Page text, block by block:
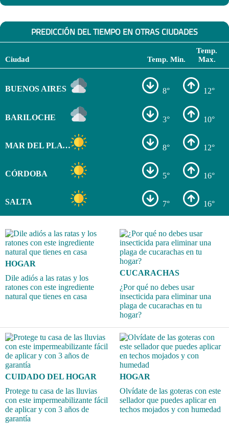
PREDICCIÓN DEL TIEMPO EN OTRAS CIUDADES
Ciudad Temp. Min.
Temp.
Max.
BUENOS AIRES 8° 12°
BARILOCHE 3° 10°
MAR DEL PLATA 8° 12°
CÓRDOBA 5° 16°
SALTA 7° 16°
HOGAR
Dile adiós a las ratas y los
ratones con este ingrediente
natural que tienes en casa
CUCARACHAS
¿Por qué no debes usar
insecticida para eliminar una
plaga de cucarachas en tu
hogar?
CUIDADO DEL HOGAR
Protege tu casa de las lluvias
con este impermeabilizante fácil
de aplicar y con 3 años de
garantía
HOGAR
Olvídate de las goteras con este
sellador que puedes aplicar en
techos mojados y con humedad